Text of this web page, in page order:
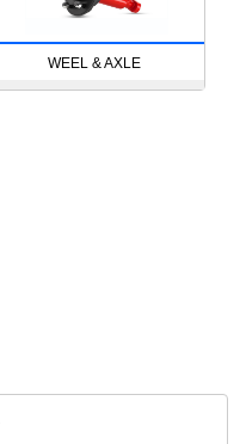
WEEL & AXLE